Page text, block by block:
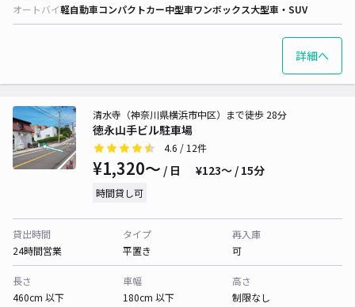
オートバイ軽自動車コンパクトカー中型車ワンボックス大型車・SUV
詳細へ
徳永山手ビル駐車場
清水寺（神奈川県横浜市中区）まで徒歩 28分
4.6 / 12件
¥1,320〜 / 日 ¥123〜 / 15分
時間貸し可
貸出時間
24時間営業
タイプ
平置き
再入庫
可
長さ
460cm 以下
車幅
180cm 以下
高さ
制限なし